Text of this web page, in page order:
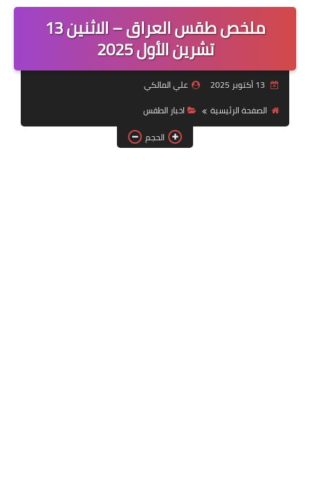
الربح من الانترنت
العراق فقط
التقنية
سلف وقروض
وزارة العمل
ملخص طقس العراق – الاثنين 13
تشرين الأول 2025
علي المالكي
الصفحة الرئيسية
اخبار الطقس
الحجم